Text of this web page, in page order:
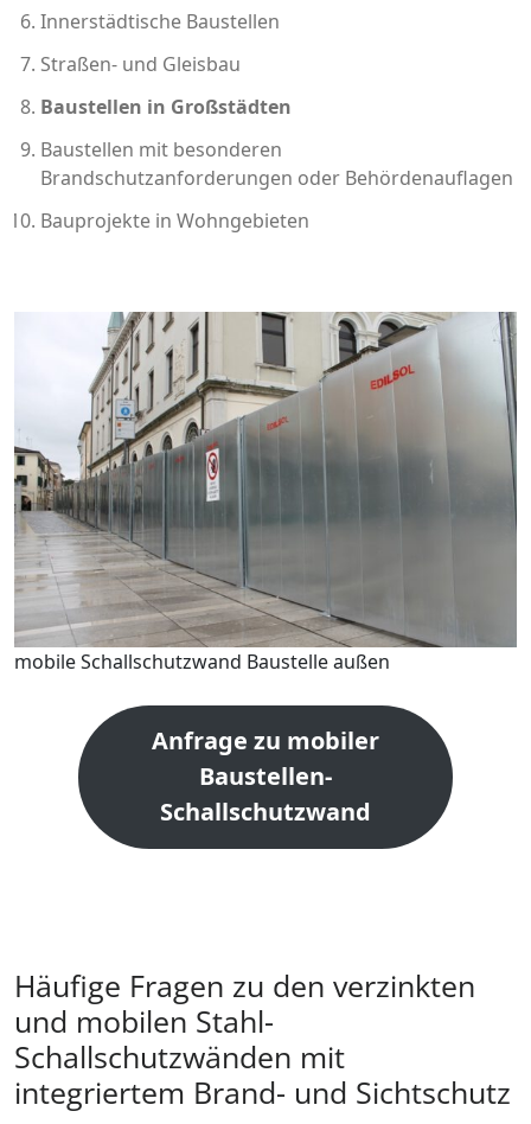
Innerstädtische Baustellen
Straßen- und Gleisbau
Baustellen in Großstädten
Baustellen mit besonderen
Brandschutzanforderungen oder Behördenauflagen
Bauprojekte in Wohngebieten
mobile Schallschutzwand Baustelle außen
Anfrage zu mobiler
Baustellen-
Schallschutzwand
Häufige Fragen zu den verzinkten
und mobilen Stahl-
Schallschutzwänden mit
integriertem Brand- und Sichtschutz